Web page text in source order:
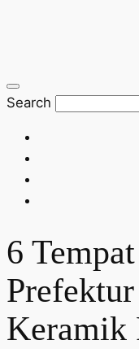
Search
6
Keramik